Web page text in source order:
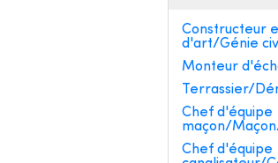
Constructeur
d'art/Génie
Monteur
Terrassier/
Chef d'équipe
maçon/
Chef d'équipe